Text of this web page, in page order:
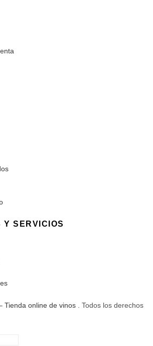
Y SERVICIOS
Tienda online de vinos
. Todos los derechos